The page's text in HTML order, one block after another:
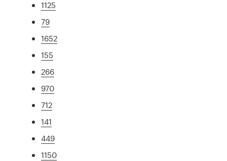
1125
79
1652
155
266
970
712
141
449
1150